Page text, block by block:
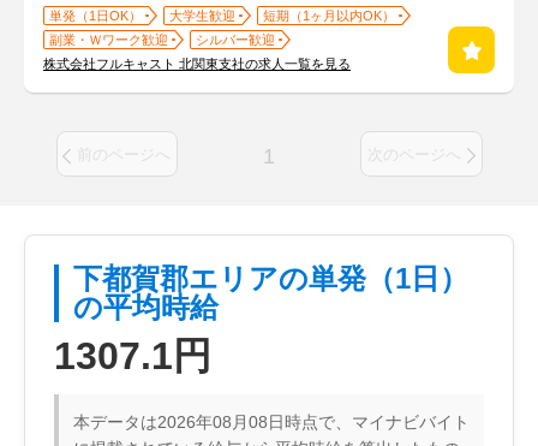
単発（1日OK） 大学生歓迎
短期（1ヶ月以内OK）
副業・Ｗワーク歓迎
シルバー歓迎
株式会社フルキャスト 北関東支社の求人一覧を見る
前のページへ 1 次のページへ
下都賀郡エリアの単発（1日）
の平均時給
1307.1円
本データは2026年08月08日時点で、マイナビバイト